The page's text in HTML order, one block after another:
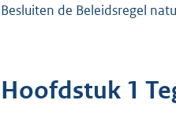
Besluiten de Beleidsregel
Hoofdstuk 1